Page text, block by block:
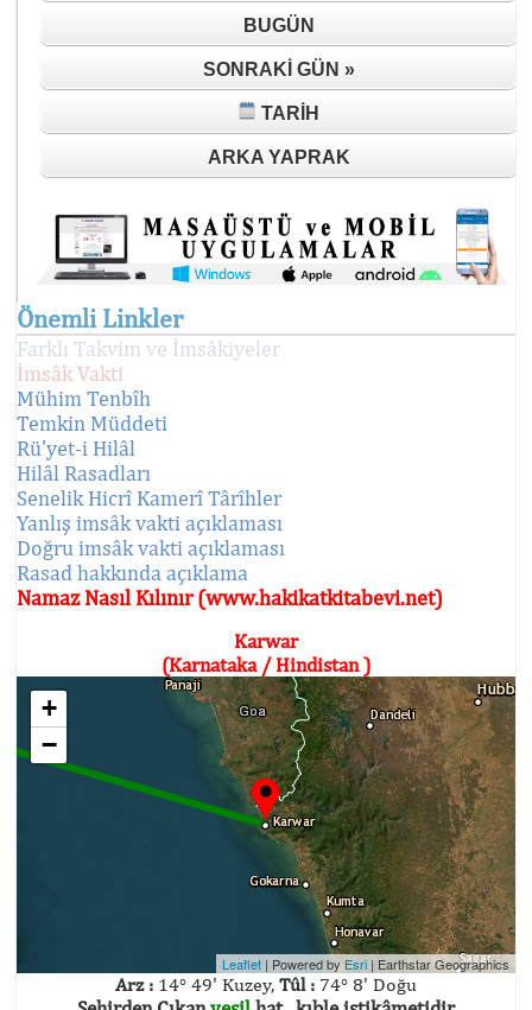
BUGÜN
SONRAKI GÜN »
TARIH
ARKA YAPRAK
Önemli Linkler
Farklı Takvim ve İmsâkiyeler
İmsâk Vakti
Mühim Tenbîh
Temkin Müddeti
Rü'yet-i Hilâl
Hilâl Rasadları
Senelik Hicrî Kamerî Târîhler
Yanlış imsâk vakti açıklaması
Doğru imsâk vakti açıklaması
Rasad hakkında açıklama
Namaz Nasıl Kılınır (www.hakikatkitabevi.net)
Karwar
(Karnataka / Hindistan )
+
−
Leaflet | Powered byEsri | Earthstar Geographics
Arz : 14° 49' Kuzey, Tûl : 74° 8' Doğu